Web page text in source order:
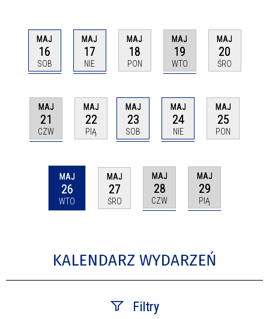
MAJ
16
SOB
MAJ
17
NIE
MAJ
18
PON
MAJ
19
WTO
MAJ
20
ŚRO
MAJ
21
CZW
MAJ
22
PIĄ
MAJ
23
SOB
MAJ
24
NIE
MAJ
25
PON
MAJ
26
WTO
MAJ
27
ŚRO
MAJ
28
CZW
MAJ
29
PIĄ
KALENDARZ WYDARZEŃ
Filtry